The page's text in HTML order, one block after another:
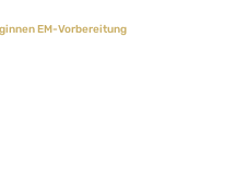
EM-Vorbereitung